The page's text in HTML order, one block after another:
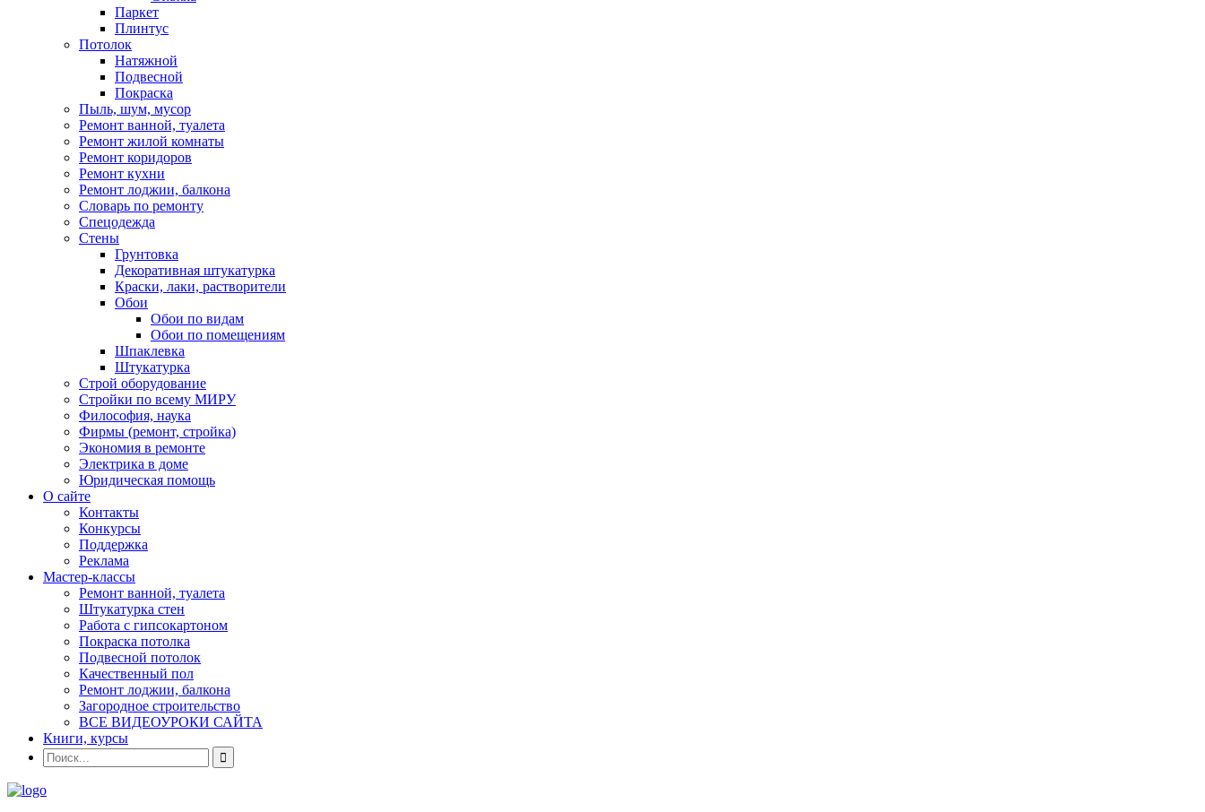
Паркет
Плинтус
Потолок
Натяжной
Подвесной
Покраска
Пыль, шум, мусор
Ремонт ванной, туалета
Ремонт жилой комнаты
Ремонт коридоров
Ремонт кухни
Ремонт лоджии, балкона
Словарь по ремонту
Спецодежда
Стены
Грунтовка
Декоративная штукатурка
Краски, лаки, растворители
Обои
Обои по видам
Обои по помещениям
Шпаклевка
Штукатурка
Строй оборудование
Стройки по всему МИРУ
Философия, наука
Фирмы (ремонт, стройка)
Экономия в ремонте
Электрика в доме
Юридическая помощь
О сайте
Контакты
Конкурсы
Поддержка
Реклама
Мастер-классы
Ремонт ванной, туалета
Штукатурка стен
Работа с гипсокартоном
Покраска потолка
Подвесной потолок
Качественный пол
Ремонт лоджии, балкона
Загородное строительство
ВСЕ ВИДЕОУРОКИ САЙТА
Книги, курсы